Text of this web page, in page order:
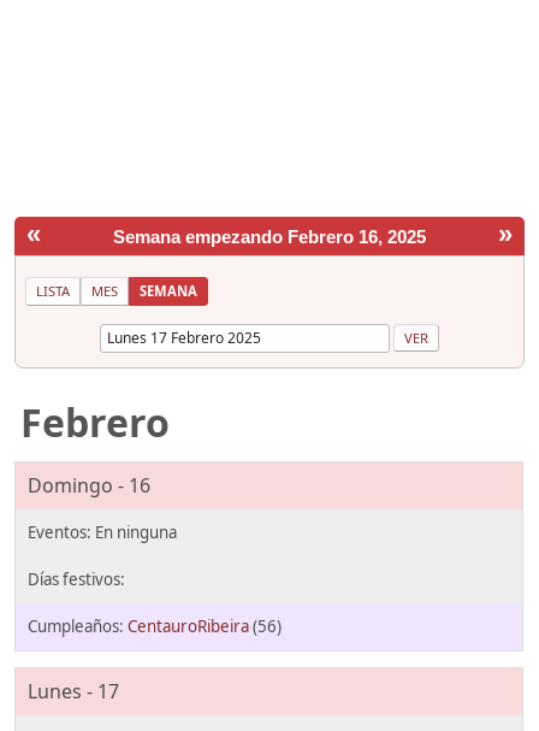
« »
Semana empezando Febrero 16, 2025
LISTA MES SEMANA
Febrero
Domingo - 16
CentauroRibeira(56)
Lunes - 17